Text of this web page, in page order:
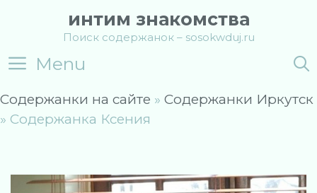
интим знакомства
Поиск содержанок – sosokwduj.ru
Menu
Содержанки на сайте » Содержанки Иркутск
» Содержанка Ксения